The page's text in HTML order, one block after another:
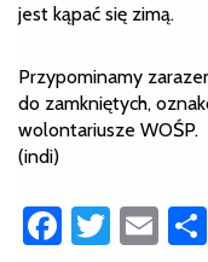
jest kąpać się zimą.
Przypominamy
do zamkniętych,
wolontariusze WOŚP.
(indi)
Facebook
Twitter